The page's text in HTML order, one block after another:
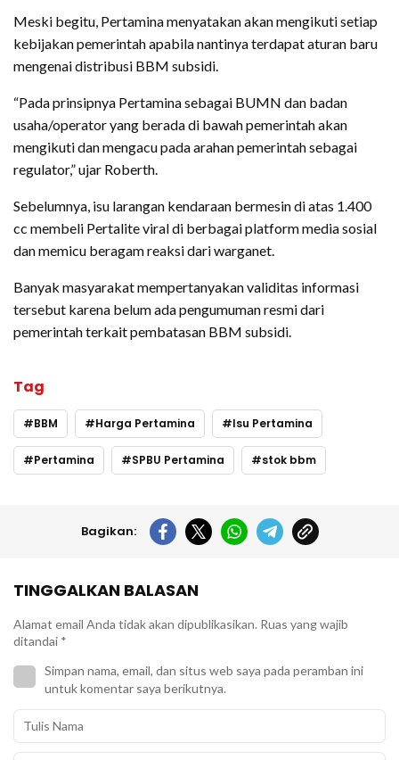
Meski begitu, Pertamina menyatakan akan mengikuti setiap
kebijakan pemerintah apabila nantinya terdapat aturan baru
mengenai distribusi BBM subsidi.
“Pada prinsipnya Pertamina sebagai BUMN dan badan
usaha/operator yang berada di bawah pemerintah akan
mengikuti dan mengacu pada arahan pemerintah sebagai
regulator,” ujar Roberth.
Sebelumnya, isu larangan kendaraan bermesin di atas 1.400
cc membeli Pertalite viral di berbagai platform media sosial
dan memicu beragam reaksi dari warganet.
Banyak masyarakat mempertanyakan validitas informasi
tersebut karena belum ada pengumuman resmi dari
pemerintah terkait pembatasan BBM subsidi.
Tag
BBM Harga Pertamina Isu Pertamina
Pertamina SPBU Pertamina stok bbm
Bagikan:
TINGGALKAN BALASAN
Alamat email Anda tidak akan dipublikasikan. Ruas yang wajib
ditandai *
Simpan nama, email, dan situs web saya pada peramban ini
untuk komentar saya berikutnya.